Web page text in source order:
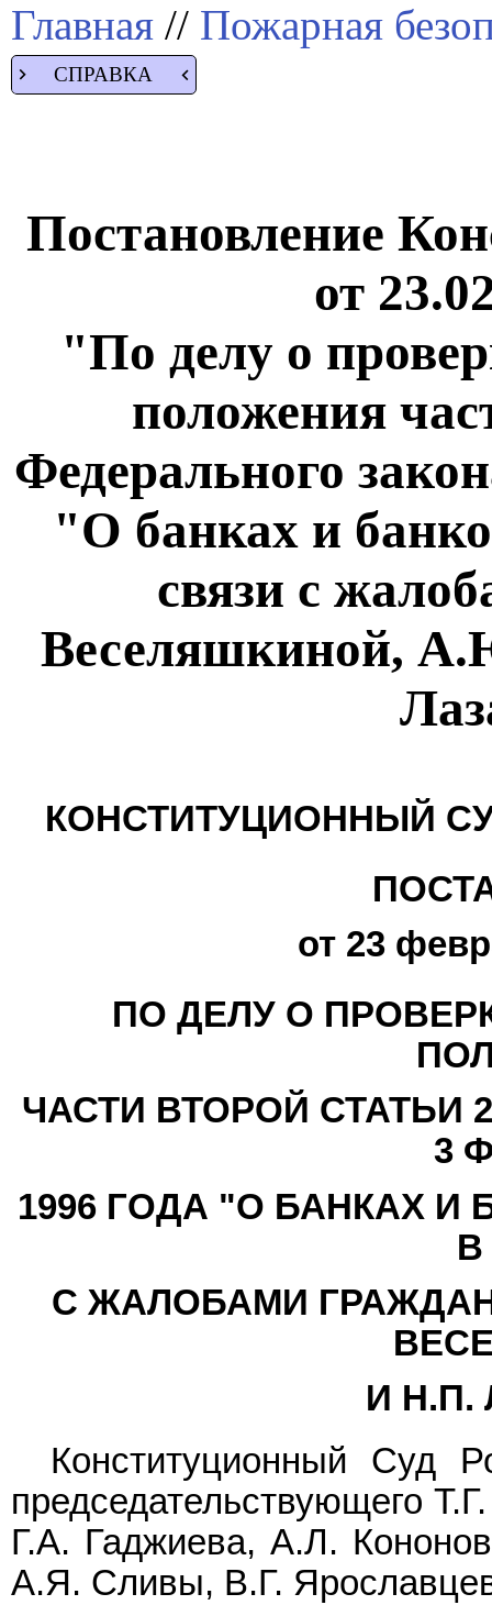
Главная // Пожарная
СПРАВКА
Постановление
от
"По делу о
положения
Федерального
"О банках и
связи с
Веселяшкиной,
КОНСТИТУЦИОННЫЙ
от 23
ПО ДЕЛУ О
ЧАСТИ ВТОРОЙ СТАТЬИ
3
1996 ГОДА "О БАНКАХ
В
С ЖАЛОБАМИ
И Н.П.
Конституционный Суд
председательствующего
Г.А. Гаджиева, А.Л.
А.Я. Сливы, В.Г.